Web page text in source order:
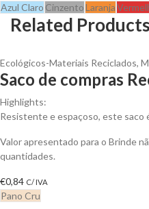
Azul Claro CinzentoLaranja
Related Products
Ecológicos-Materiais Reciclados,
Saco de compras
Highlights:
Resistente e espaçoso, este saco
Valor apresentado para o Brinde
quantidades.
€0,84 C/ IVA
Pano Cru